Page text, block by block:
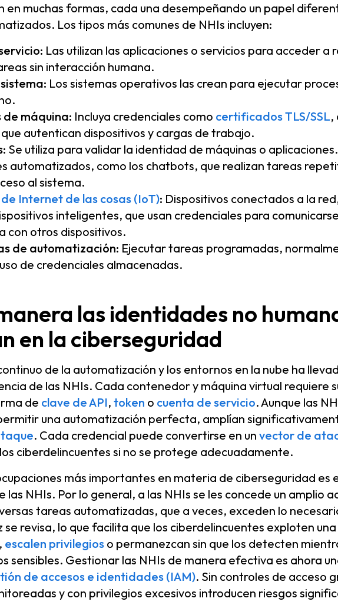
en muchas formas, cada una desempeñando un papel
Los tipos más comunes de NHIs incluyen:
Las utilizan las aplicaciones o servicios para acceder a
sin interacción humana.
Los sistemas operativos las crean para ejecutar
máquina: Incluya credenciales como certificados TLS/SSL,
autentican dispositivos y cargas de trabajo.
Se utiliza para validar la identidad de máquinas o aplicaciones.
automatizados, como los chatbots, que realizan tareas
al sistema.
Internet de las cosas (IoT): Dispositivos conectados a la
inteligentes, que usan credenciales para
con otros dispositivos.
de automatización: Ejecutar tareas programadas,
de credenciales almacenadas.
las identidades no
en la ciberseguridad
de la automatización y los entornos en la nube ha
de las NHIs. Cada contenedor y máquina virtual requiere
de clave de API, token o cuenta de servicio. Aunque las
una automatización perfecta, amplían
. Cada credencial puede convertirse en un vector de
ciberdelincuentes si no se protege adecuadamente.
más importantes en materia de ciberseguridad es
las NHIs. Por lo general, a las NHIs se les concede un amplio
tareas automatizadas, que a veces, exceden lo
se revisa, lo que facilita que los ciberdelincuentes exploten
escalen privilegios o permanezcan sin que los detecten
sensibles. Gestionar las NHIs de manera efectiva es ahora
de accesos e identidades (IAM). Sin controles de acceso
y con privilegios excesivos introducen riesgos